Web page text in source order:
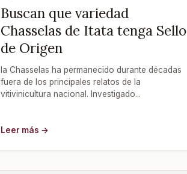
Buscan que variedad
Chasselas de Itata tenga Sello
de Origen
la Chasselas ha permanecido durante décadas
fuera de los principales relatos de la
vitivinicultura nacional. Investigado...
Leer más →